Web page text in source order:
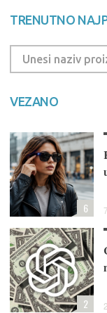
TRENUTNO
VEZANO
6
2